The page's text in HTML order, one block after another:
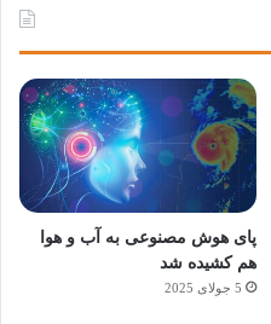
پای هوش مصنوعی به آب و هوا
هم کشیده شد
5 جولای 2025